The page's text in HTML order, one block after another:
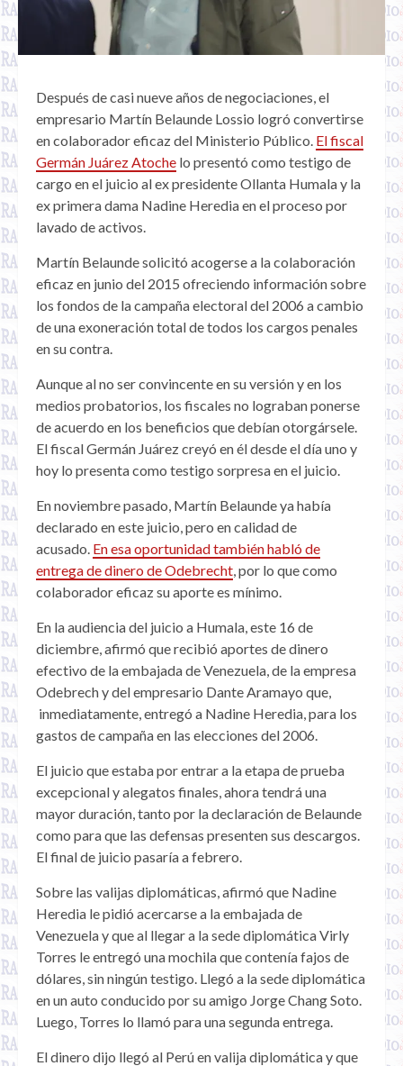
Después de casi nueve años de negociaciones, el
empresario Martín Belaunde Lossio logró convertirse
en colaborador eficaz del Ministerio Público. El fiscal
Germán Juárez Atoche lo presentó como testigo de
cargo en el juicio al ex presidente Ollanta Humala y la
ex primera dama Nadine Heredia en el proceso por
lavado de activos.
Martín Belaunde solicitó acogerse a la colaboración
eficaz en junio del 2015 ofreciendo información sobre
los fondos de la campaña electoral del 2006 a cambio
de una exoneración total de todos los cargos penales
en su contra.
Aunque al no ser convincente en su versión y en los
medios probatorios, los fiscales no lograban ponerse
de acuerdo en los beneficios que debían otorgársele.
El fiscal Germán Juárez creyó en él desde el día uno y
hoy lo presenta como testigo sorpresa en el juicio.
En noviembre pasado, Martín Belaunde ya había
declarado en este juicio, pero en calidad de
acusado. En esa oportunidad también habló de
entrega de dinero de Odebrecht , por lo que como
colaborador eficaz su aporte es mínimo.
En la audiencia del juicio a Humala, este 16 de
diciembre, afirmó que recibió aportes de dinero
efectivo de la embajada de Venezuela, de la empresa
Odebrech y del empresario Dante Aramayo que,
inmediatamente, entregó a Nadine Heredia, para los
gastos de campaña en las elecciones del 2006.
El juicio que estaba por entrar a la etapa de prueba
excepcional y alegatos finales, ahora tendrá una
mayor duración, tanto por la declaración de Belaunde
como para que las defensas presenten sus descargos.
El final de juicio pasaría a febrero.
Sobre las valijas diplomáticas, afirmó que Nadine
Heredia le pidió acercarse a la embajada de
Venezuela y que al llegar a la sede diplomática Virly
Torres le entregó una mochila que contenía fajos de
dólares, sin ningún testigo. Llegó a la sede diplomática
en un auto conducido por su amigo Jorge Chang Soto.
Luego, Torres lo llamó para una segunda entrega.
El dinero dijo llegó al Perú en valija diplomática y que